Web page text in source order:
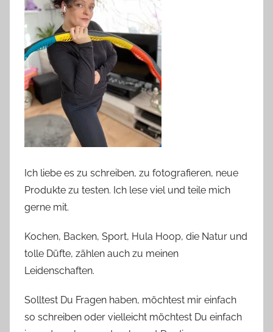
Ich liebe es zu schreiben, zu fotografieren, neue
Produkte zu testen. Ich lese viel und teile mich
gerne mit.
Kochen, Backen, Sport, Hula Hoop, die Natur und
tolle Düfte, zählen auch zu meinen
Leidenschaften.
Solltest Du Fragen haben, möchtest mir einfach
so schreiben oder vielleicht möchtest Du einfach